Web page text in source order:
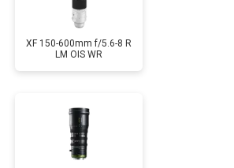
XF 150-600mm f/5.6-8 R
LM OIS WR